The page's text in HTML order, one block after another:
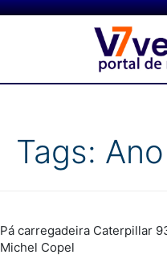
Tags:
Pá carregadeira Caterpillar
Michel Copel